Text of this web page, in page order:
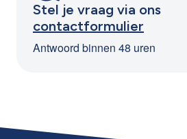
Stel je vraag via ons
contactformulier
Antwoord binnen 48 uren